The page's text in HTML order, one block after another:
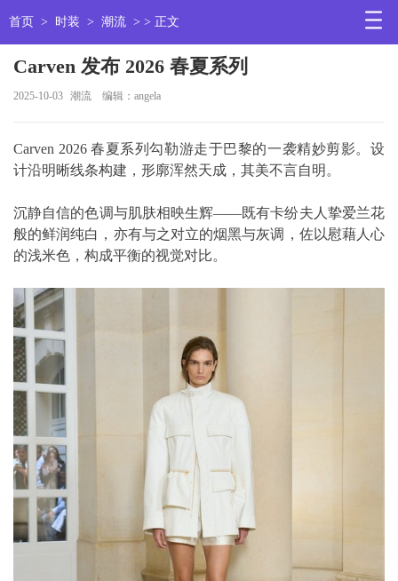
首页 > 时装 > 潮流 > > 正文
Carven 发布 2026 春夏系列
2025-10-03 潮流 编辑：angela
Carven 2026 春夏系列勾勒游走于巴黎的一袭精妙剪影。设
计沿明晰线条构建，形廓浑然天成，其美不言自明。
沉静自信的色调与肌肤相映生辉——既有卡纷夫人挚爱兰花
般的鲜润纯白，亦有与之对立的烟黑与灰调，佐以慰藉人心
的浅米色，构成平衡的视觉对比。